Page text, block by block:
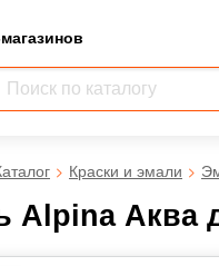
Краски и эмали
Alpina Аква